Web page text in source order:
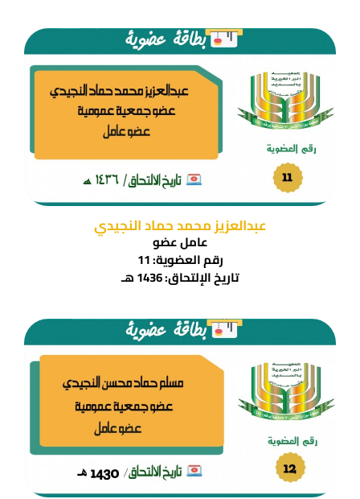
عبدالعزيز محمد حماد النجيدي
عامل عضو
رقم العضوية: 11
تاريخ الإلتحاق: 1436 هـ